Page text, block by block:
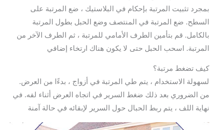
بمجرد تثبيت المرتبة بإحكام في البلاستيك ، ضع المرتبة على
السطح. ضع المرتبة في المنتصف وضع الحبل بطول المرتبة
بالكامل. قم بتأمين الطرف الأمامي للمرتبة ، ثم الطرف الآخر من
المرتبة. اسحب الحبل حتى لا يكون هناك ارتخاء إضافي
كيف تضغط مرتبة؟
لسهولة الاستخدام ، يتم طي المرتبة في أزواج ، بدءًا من العرض.
من الضروري بعد ذلك ضغط السرير في اتجاه العرض أثناء لفه. في
نهاية اللف ، يتم ربط الحبال حول السرير لإبقائه في حالة آمنة